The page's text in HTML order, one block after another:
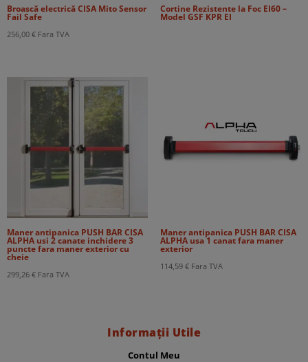
Broască electrică CISA Mito Sensor
Fail Safe
256,00 € Fara TVA
Cortine Rezistente la Foc EI60 –
Model GSF KPR EI
Maner antipanica PUSH BAR CISA
ALPHA usi 2 canate inchidere 3
puncte fara maner exterior cu
cheie
299,26 € Fara TVA
Maner antipanica PUSH BAR CISA
ALPHA usa 1 canat fara maner
exterior
114,59 € Fara TVA
Informații Utile
Contul Meu